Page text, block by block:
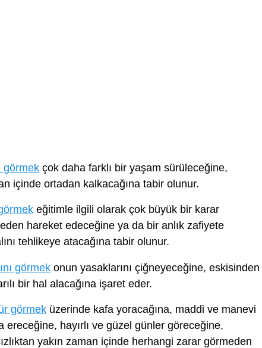
görmek çok daha farklı bir yaşam sürüleceğine,
içinde ortadan kalkacağına tabir olunur.
eğitimle ilgili olarak çok büyük bir karar
hareket edeceğine ya da bir anlık zafiyete
tehlikeye atacağına tabir olunur.
görmek onun yasaklarını çiğneyeceğine, eskisinden
bir hal alacağına işaret eder.
görmek üzerinde kafa yoracağına, maddi ve manevi
ereceğine, hayırlı ve güzel günler göreceğine,
yakın zaman içinde herhangi zarar görmeden